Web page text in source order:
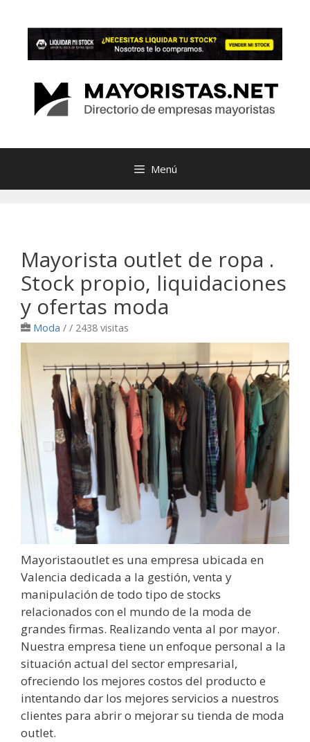
contenido
Menú
Mayorista outlet de ropa .
Stock propio, liquidaciones
y ofertas moda
Moda / / 2438 visitas
Mayoristaoutlet es una empresa ubicada en
Valencia dedicada a la gestión, venta y
manipulación de todo tipo de stocks
relacionados con el mundo de la moda de
grandes firmas. Realizando venta al por mayor.
Nuestra empresa tiene un enfoque personal a la
situación actual del sector empresarial,
ofreciendo los mejores costos del producto e
intentando dar los mejores servicios a nuestros
clientes para abrir o mejorar su tienda de moda
outlet.